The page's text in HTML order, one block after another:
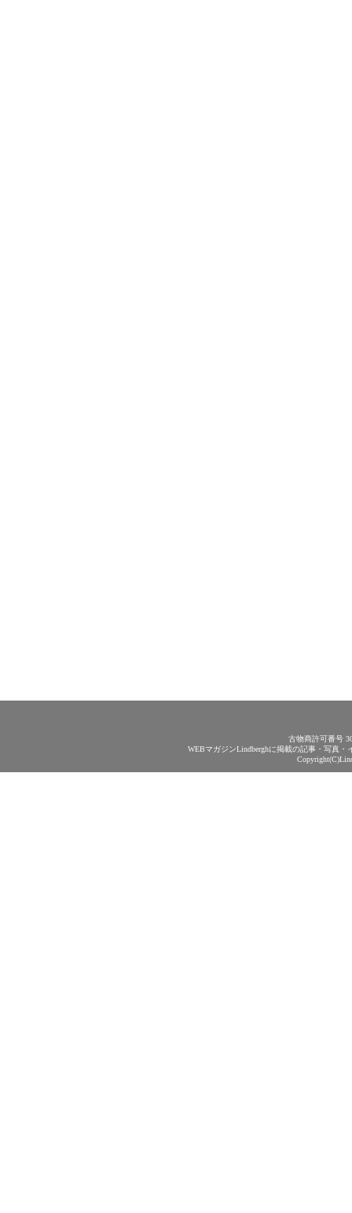
古物商許可番号
WEBマガジンLindberghに掲載の記事・写真